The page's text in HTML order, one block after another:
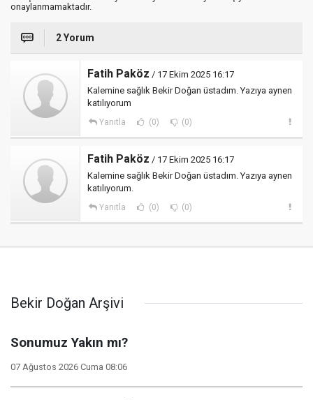
onaylanmamaktadır.
2 Yorum
Fatih Paköz / 17 Ekim 2025 16:17
Kalemine sağlık Bekir Doğan üstadım. Yazıya aynen
katılıyorum
Yanıtla (0) (0)
Fatih Paköz / 17 Ekim 2025 16:17
Kalemine sağlık Bekir Doğan üstadım. Yazıya aynen
katılıyorum.
Yanıtla (0) (0)
Bekir Doğan Arşivi
Sonumuz Yakın mı?
07 Ağustos 2026 Cuma 08:06